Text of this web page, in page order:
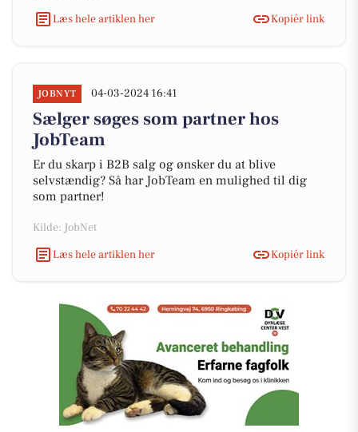
Læs hele artiklen her
Kopiér link
JOBNYT 04-03-2024 16:41
Sælger søges som partner hos
JobTeam
Er du skarp i B2B salg og ønsker du at blive
selvstændig? Så har JobTeam en mulighed til dig
som partner!
Kilde: JobNet
Læs hele artiklen her
Kopiér link